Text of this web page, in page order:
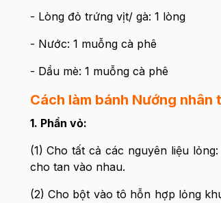
- Lòng đỏ trứng vịt/ gà: 1 lòng
- Nước: 1 muỗng cà phê
- Dầu mè: 1 muỗng cà phê
Cách làm bánh Nướng
1. Phần vỏ:
(1) Cho tất cả các nguyên liệu
cho tan vào nhau.
(2) Cho bột vào tô hỗn hợp lỏng